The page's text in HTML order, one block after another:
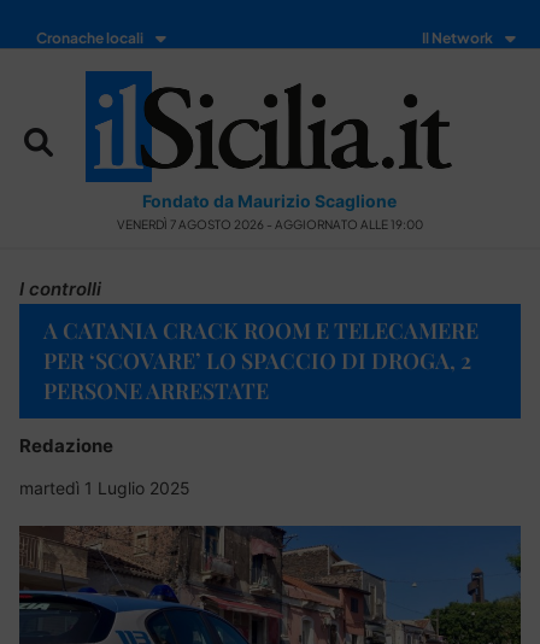
Cronache locali Il Network
Fondato da Maurizio Scaglione
VENERDÌ 7 AGOSTO 2026 - AGGIORNATO ALLE 19:00
I controlli
A CATANIA CRACK ROOM E TELECAMERE
PER ‘SCOVARE’ LO SPACCIO DI DROGA, 2
PERSONE ARRESTATE
Redazione
martedì 1 Luglio 2025